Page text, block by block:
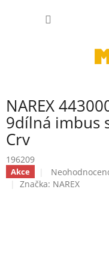
NAREX
9dílná imbus
Crv
196209
Akce
Průměrné
hodnocení
Značka: NAREX